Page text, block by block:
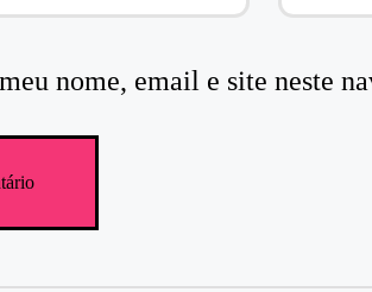
nome, email e site neste